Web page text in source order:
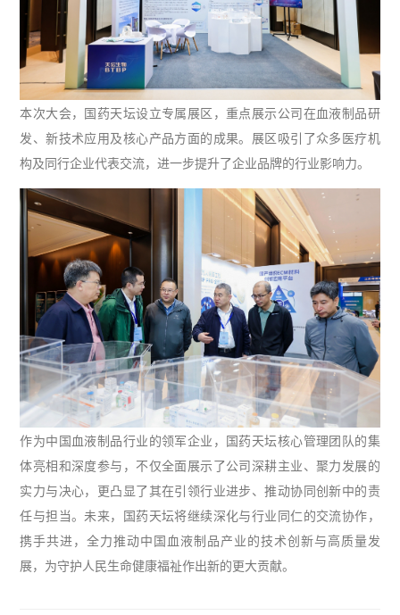
本次大会，国药天坛设立专属展区，重点展示公司在血液制品研
发、新技术应用及核心产品方面的成果。展区吸引了众多医疗机
构及同行企业代表交流，进一步提升了企业品牌的行业影响力。
作为中国血液制品行业的领军企业，国药天坛核心管理团队的集
体亮相和深度参与，不仅全面展示了公司深耕主业、聚力发展的
实力与决心，更凸显了其在引领行业进步、推动协同创新中的责
任与担当。未来，国药天坛将继续深化与行业同仁的交流协作，
携手共进，全力推动中国血液制品产业的技术创新与高质量发
展，为守护人民生命健康福祉作出新的更大贡献。